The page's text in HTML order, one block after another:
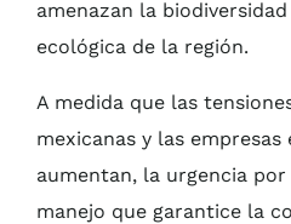
amenazan la
ecológica de la región.
A medida que las
mexicanas y las empresas
aumentan, la urgencia
manejo que garantice la